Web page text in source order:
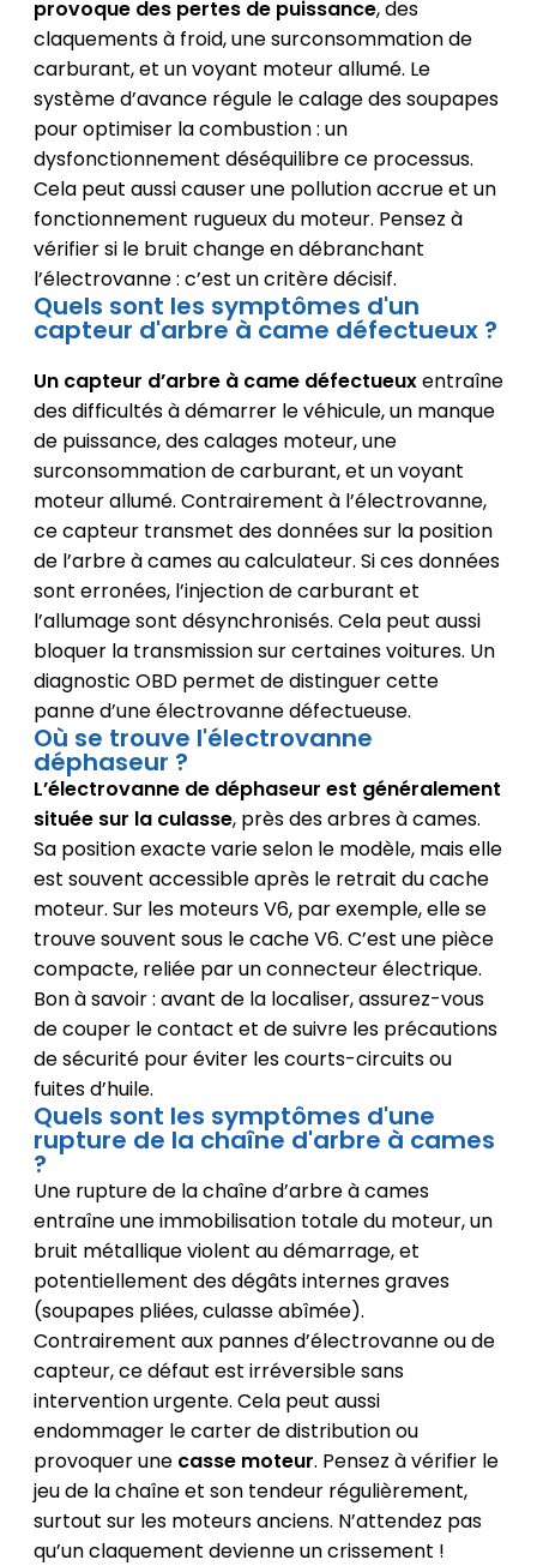
provoque des pertes de puissance, des
claquements à froid, une surconsommation de
carburant, et un voyant moteur allumé. Le
système d’avance régule le calage des soupapes
pour optimiser la combustion : un
dysfonctionnement déséquilibre ce processus.
Cela peut aussi causer une pollution accrue et un
fonctionnement rugueux du moteur. Pensez à
vérifier si le bruit change en débranchant
l’électrovanne : c’est un critère décisif.
Quels sont les symptômes d'un
capteur d'arbre à came défectueux ?
Un capteur d’arbre à came défectueuxentraîne
des difficultés à démarrer le véhicule, un manque
de puissance, des calages moteur, une
surconsommation de carburant, et un voyant
moteur allumé. Contrairement à l’électrovanne,
ce capteur transmet des données sur la position
de l’arbre à cames au calculateur. Si ces données
sont erronées, l’injection de carburant et
l’allumage sont désynchronisés. Cela peut aussi
bloquer la transmission sur certaines voitures. Un
diagnostic OBD permet de distinguer cette
panne d’une électrovanne défectueuse.
Où se trouve l'électrovanne
déphaseur ?
L’électrovanne de déphaseur est généralement
située sur la culasse, près des arbres à cames.
Sa position exacte varie selon le modèle, mais elle
est souvent accessible après le retrait du cache
moteur. Sur les moteurs V6, par exemple, elle se
trouve souvent sous le cache V6. C’est une pièce
compacte, reliée par un connecteur électrique.
Bon à savoir : avant de la localiser, assurez-vous
de couper le contact et de suivre les précautions
de sécurité pour éviter les courts-circuits ou
fuites d’huile.
Quels sont les symptômes d'une
rupture de la chaîne d'arbre à cames
?
Une rupture de la chaîne d’arbre à cames
entraîne une immobilisation totale du moteur, un
bruit métallique violent au démarrage, et
potentiellement des dégâts internes graves
(soupapes pliées, culasse abîmée).
Contrairement aux pannes d’électrovanne ou de
capteur, ce défaut est irréversible sans
intervention urgente. Cela peut aussi
endommager le carter de distribution ou
provoquer une casse moteur. Pensez à vérifier le
jeu de la chaîne et son tendeur régulièrement,
surtout sur les moteurs anciens. N’attendez pas
qu’un claquement devienne un crissement !